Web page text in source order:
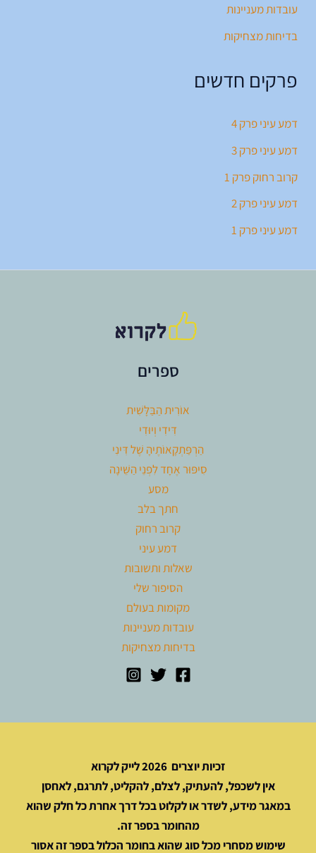
עובדות מעניינות
בדיחות מצחיקות
פרקים חדשים
דמע עיני פרק 4
דמע עיני פרק 3
קרוב רחוק פרק 1
דמע עיני פרק 2
דמע עיני פרק 1
ספרים
אוֹרִית הַבַּלָּשִׁית
דִּידִי וְיוּדִי
הַרְפַּתְקָאוֹתֶיהָ שֶׁל דִּינִי
סִיפּוּר אֶחָד לִפְנֵי הַשֵּׁינָה
מסע
חתך בלב
קרוב רחוק
דמע עיני
שאלות ותשובות
הסיפור שלי
מקומות בעולם
עובדות מעניינות
בדיחות מצחיקות
זכיות יוצרים 2026 לייק לקרוא
אין לשכפל, להעתיק, לצלם, להקליט, לתרגם, לאחסן
במאגר מידע, לשדר או לקלוט בכל דרך אחרת כל חלק שהוא
מהחומר בספר זה.
שימוש מסחרי מכל סוג שהוא בחומר הכלול בספר זה אסור